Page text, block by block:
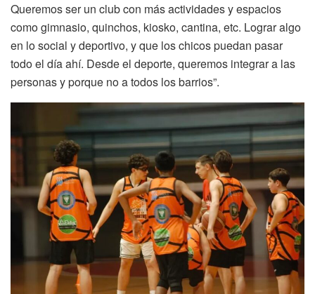
Queremos ser un club con más actividades y espacios
como gimnasio, quinchos, kiosko, cantina, etc. Lograr algo
en lo social y deportivo, y que los chicos puedan pasar
todo el día ahí. Desde el deporte, queremos integrar a las
personas y porque no a todos los barrios”.